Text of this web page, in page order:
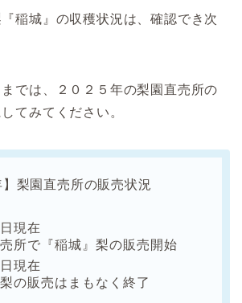
稲城』の収穫状況は、確認でき次
では、２０２５年の梨園直売所の
てみてください。
】梨園直売所の販売状況
現在
所で『稲城』梨の販売開始
現在
梨の販売はまもなく終了